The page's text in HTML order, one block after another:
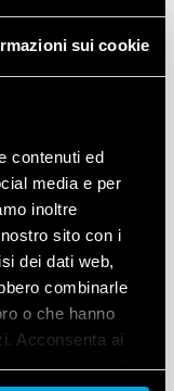
sui cookie
contenuti ed
media e per
inoltre
sito con i
dei dati web,
combinarle
o che hanno
Acconsenta ai
nostro sito web.